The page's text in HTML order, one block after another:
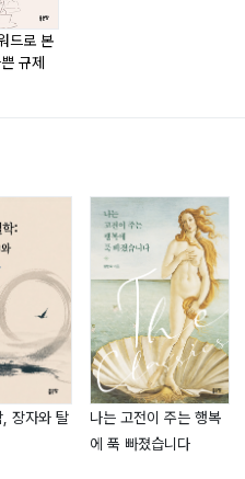
드로 본
규제
, 장자와 탈
나는 고전이 주는 행복
에 푹 빠졌습니다